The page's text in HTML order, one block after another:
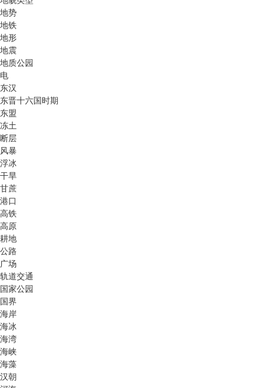
地势
地铁
地形
地震
地质公园
电
东汉
东晋十六国时期
东盟
冻土
断层
风暴
浮冰
干旱
甘蔗
港口
高铁
高原
耕地
公路
广场
轨道交通
国家公园
国界
海岸
海冰
海湾
海峡
海藻
汉朝